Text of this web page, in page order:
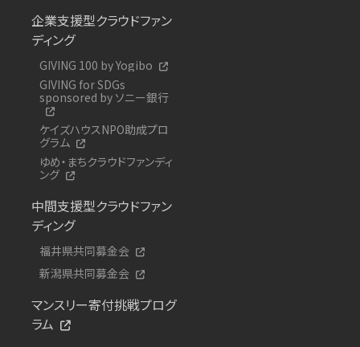
企業支援型クラウドファン
ディング
GIVING 100 by Yogibo
GIVING for SDGs
sponsored by ソニー銀行
ケイズハウスNPO助成プロ
グラム
ゆめ・まちクラウドファンディ
ング
中間支援型クラウドファン
ディング
福井県共同募金会
新潟県共同募金会
マンスリー寄付挑戦プログ
ラム